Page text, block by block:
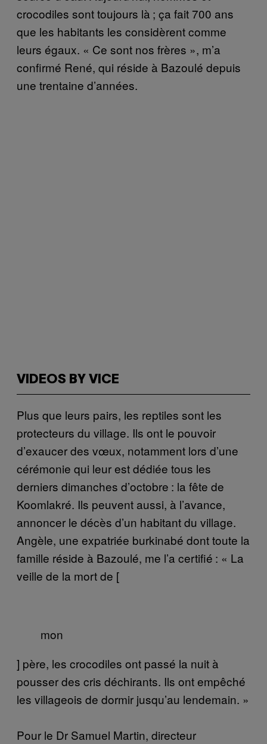
crocodiles sont toujours là ; ça fait 700 ans
que les habitants les considèrent comme
leurs égaux. « Ce sont nos frères », m’a
confirmé René, qui réside à Bazoulé depuis
une trentaine d’années.
VIDEOS BY VICE
Plus que leurs pairs, les reptiles sont les
protecteurs du village. Ils ont le pouvoir
d’exaucer des vœux, notamment lors d’une
cérémonie qui leur est dédiée tous les
derniers dimanches d’octobre : la fête de
Koomlakré. Ils peuvent aussi, à l’avance,
annoncer le décès d’un habitant du village.
Angèle, une expatriée burkinabé dont toute la
famille réside à Bazoulé, me l’a certifié : « La
veille de la mort de [
mon
] père, les crocodiles ont passé la nuit à
pousser des cris déchirants. Ils ont empêché
les villageois de dormir jusqu’au lendemain. »
Pour le Dr Samuel Martin, directeur